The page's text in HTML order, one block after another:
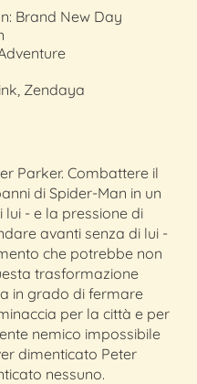
Brand New Day
Zendaya
Parker. Combattere il
di Spider-Man in un
- e la pressione di
avanti senza di lui -
che potrebbe non
trasformazione
in grado di fermare
per la città e per
nemico impossibile
dimenticato Peter
nessuno.